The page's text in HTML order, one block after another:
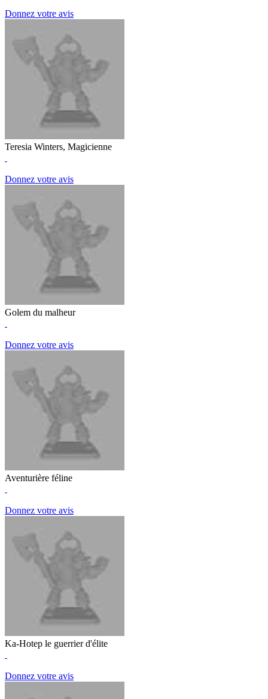
Donnez votre avis
Teresia Winters, Magicienne
Donnez votre avis
Golem du malheur
Donnez votre avis
Aventurière féline
Donnez votre avis
Ka-Hotep le guerrier d'élite
Donnez votre avis